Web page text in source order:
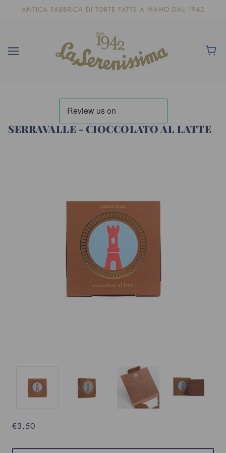
ANTICA FABBRICA DI TORTE FATTE A MANO DAL 1942
SERRAVALLE - CIOCCOLATO AL LATTE
€3,50